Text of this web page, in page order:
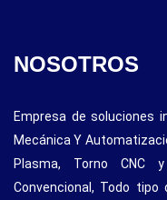
NOSOTROS
Empresa de soluciones
Mecánica Y
Plasma, Torno CNC
Convencional, Todo